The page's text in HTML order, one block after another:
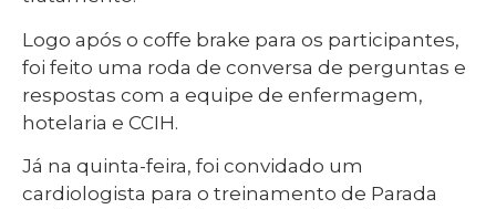
Logo após o coffe brake para os participantes,
foi feito uma roda de conversa de perguntas e
respostas com a equipe de enfermagem,
hotelaria e CCIH.
Já na quinta-feira, foi convidado um
cardiologista para o treinamento de Parada